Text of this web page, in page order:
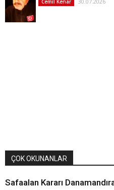
ÇOK OKUNANLAR
Safaalan Kararı